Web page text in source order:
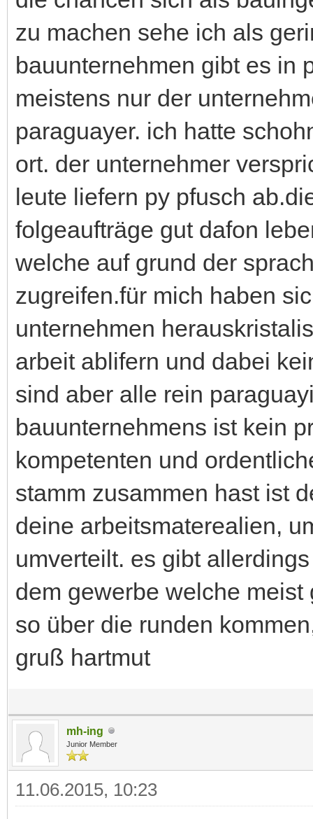
zu machen sehe ich als
bauunternehmen gibt es in
meistens nur der
paraguayer. ich hatte
ort. der unternehmer
leute liefern py pfusch
folgeaufträge gut dafon
welche auf grund der
zugreifen.für mich haben
unternehmen
arbeit ablifern und dabei
sind aber alle rein
bauunternehmens ist kein
kompetenten und
stamm zusammen hast ist
deine arbeitsmaterealien,
umverteilt. es gibt
dem gewerbe welche
so über die runden
gruß hartmut
mh-ing
Junior Member
11.06.2015, 10:23